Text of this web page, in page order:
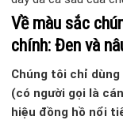
Về màu sắc
chính: Đen và
Chúng tôi chỉ
(có người gọi là
hiệu đồng hồ nổi